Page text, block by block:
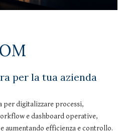
per la tua azienda
per digitalizzare processi,
e dashboard operative,
aumentando efficienza e controllo.